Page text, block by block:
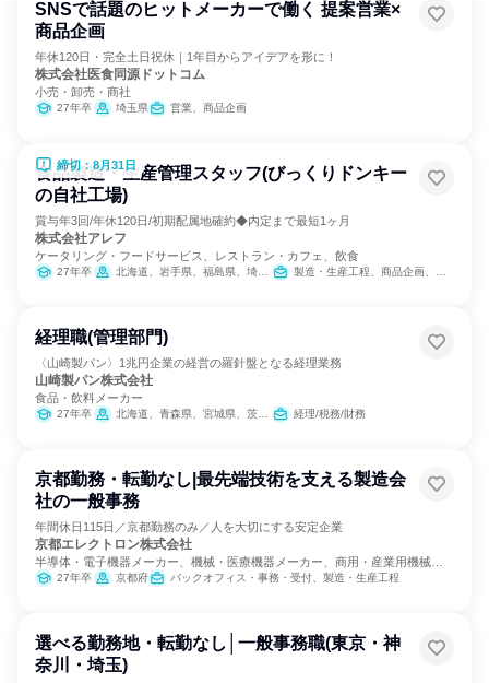
SNSで話題のヒットメーカーで働く 提案営業×
商品企画
年休120日・完全土日祝休｜1年目からアイデアを形に！
株式会社医食同源ドットコム
小売・卸売・商社
27年卒 埼玉県 営業、商品企画
締切：8月31日
食品製造・生産管理スタッフ(びっくりドンキー
の自社工場)
賞与年3回/年休120日/初期配属地確約◆内定まで最短1ヶ月
株式会社アレフ
ケータリング・フードサービス、レストラン・カフェ、飲食
27年卒 北海道、岩手県、福島県、埼玉県、岐阜県、大阪府、福岡県 製造・生産工程、商品企画、SCM/生産管理/購買/物流
経理職(管理部門)
〈山崎製パン〉1兆円企業の経営の羅針盤となる経理業務
山崎製パン株式会社
食品・飲料メーカー
27年卒 北海道、青森県、宮城県、茨城県、群馬県、埼玉県、千葉県、東京都、神奈川県、新潟県、愛知県、京都府、大阪府、兵庫県、岡山県、広島県、福岡県、熊本県 経理/税務/財務
京都勤務・転勤なし|最先端技術を支える製造会
社の一般事務
年間休日115日／京都勤務のみ／人を大切にする安定企業
京都エレクトロン株式会社
半導体・電子機器メーカー、機械・医療機器メーカー、商用・産業用機械サ
ービス27年卒 京都府 バックオフィス・事務・受付、製造・生産工程
選べる勤務地・転勤なし│一般事務職(東京・神
奈川・埼玉)